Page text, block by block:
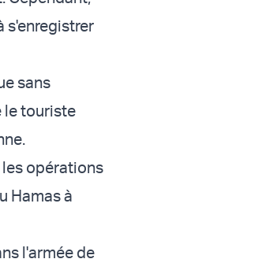
s'enregistrer
sans
le touriste
opérations
Hamas à
l'armée de